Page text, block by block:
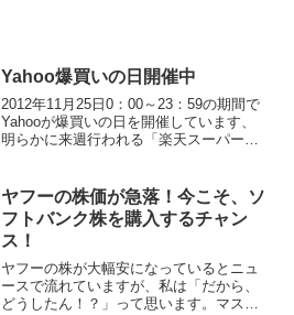
Yahoo爆買いの日開催中
2012年11月25日0：00～23：59の期間で
Yahooが爆買いの日を開催しています、
明らかに来週行われる「楽天スーパーセ
ション、Yahooトラベルなどで...
ヤフーの株価が急落！今こそ、ソ
フトバンク株を購入するチャン
ス！
ヤフーの株が大幅安になっているとニュ
ースで流れていますが、私は「だから、
どうしたん！？」って思います。マスコ